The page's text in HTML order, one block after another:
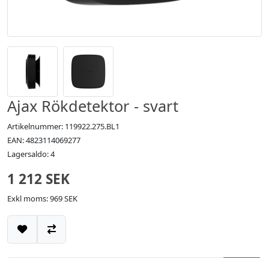
Ajax Rökdetektor - svart
Artikelnummer: 119922.275.BL1
EAN: 4823114069277
Lagersaldo: 4
1 212 SEK
Exkl moms: 969 SEK
Lägg till i önskelistan
Jämför